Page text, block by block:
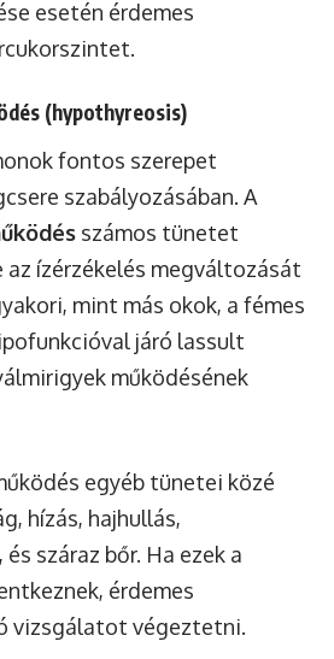
esetén érdemes
(hypothyreosis)
fontos szerepet
szabályozásában. A
számos tünetet
ízérzékelés megváltozását
mint más okok, a fémes
járó lassult
működésének
egyéb tünetei közé
hízás, hajhullás,
száraz bőr. Ha ezek a
érdemes
vizsgálatot végeztetni.